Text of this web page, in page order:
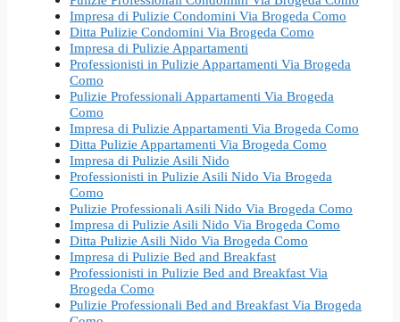
Impresa di Pulizie Condomini Via Brogeda Como
Ditta Pulizie Condomini Via Brogeda Como
Impresa di Pulizie Appartamenti
Professionisti in Pulizie Appartamenti Via Brogeda
Como
Pulizie Professionali Appartamenti Via Brogeda
Como
Impresa di Pulizie Appartamenti Via Brogeda Como
Ditta Pulizie Appartamenti Via Brogeda Como
Impresa di Pulizie Asili Nido
Professionisti in Pulizie Asili Nido Via Brogeda
Como
Pulizie Professionali Asili Nido Via Brogeda Como
Impresa di Pulizie Asili Nido Via Brogeda Como
Ditta Pulizie Asili Nido Via Brogeda Como
Impresa di Pulizie Bed and Breakfast
Professionisti in Pulizie Bed and Breakfast Via
Brogeda Como
Pulizie Professionali Bed and Breakfast Via Brogeda